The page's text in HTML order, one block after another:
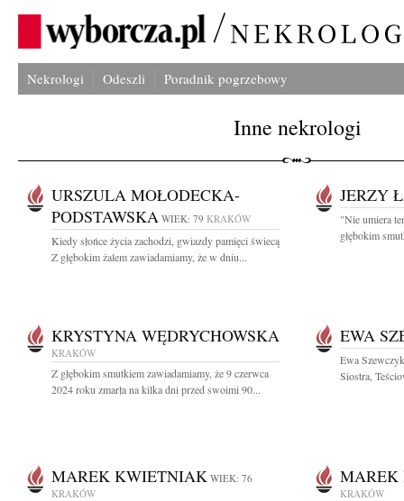
Nekrologi Odeszli Poradnik pogrzebowy
Inne nekrologi
URSZULA MOŁODECKA-
PODSTAWSKA WIEK: 79 KRAKÓW
Kiedy słońce życia zachodzi, gwiazdy pamięci świecą
Z głębokim żalem zawiadamiamy, że w dniu...
JERZY
"Nie umiera
głębokim
KRYSTYNA WĘDRYCHOWSKA
KRAKÓW
Z głębokim smutkiem zawiadamiamy, że 9 czerwca
2024 roku zmarła na kilka dni przed swoimi 90...
EWA
Ewa
Siostra,
MAREK KWIETNIAK WIEK: 76
KRAKÓW
MAREK
KRAKÓW